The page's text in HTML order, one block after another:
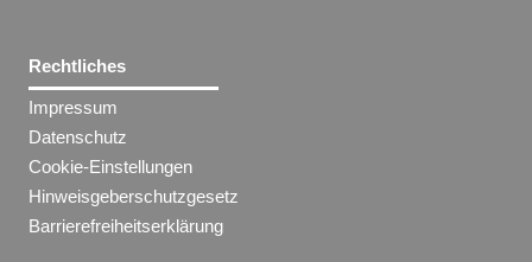
Rechtliches
Impressum
Datenschutz
Cookie-Einstellungen
Hinweisgeberschutzgesetz
Barrierefreiheitserklärung